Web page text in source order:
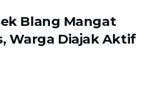
Blang Mangat
Warga Diajak Aktif